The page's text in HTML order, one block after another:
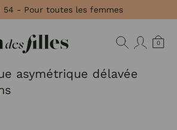
54 - Pour toutes les femmes
0
asymétrique délavée
cookies